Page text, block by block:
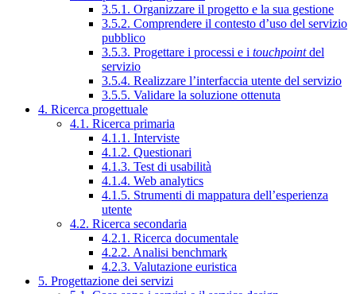
3.5.1. Organizzare il progetto e la sua gestione
3.5.2. Comprendere il contesto d’uso del servizio
pubblico
3.5.3. Progettare i processi e i touchpointdel
servizio
3.5.4. Realizzare l’interfaccia utente del servizio
3.5.5. Validare la soluzione ottenuta
4. Ricerca progettuale
4.1. Ricerca primaria
4.1.1. Interviste
4.1.2. Questionari
4.1.3. Test di usabilità
4.1.4. Web analytics
4.1.5. Strumenti di mappatura dell’esperienza
utente
4.2. Ricerca secondaria
4.2.1. Ricerca documentale
4.2.2. Analisi benchmark
4.2.3. Valutazione euristica
5. Progettazione dei servizi